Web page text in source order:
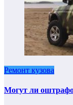
Ремонт кузова
Могут ли